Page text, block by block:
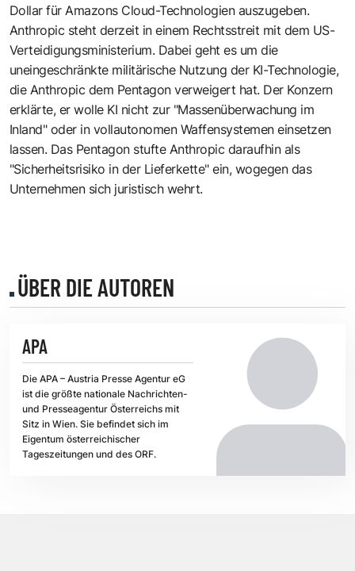
Dollar für Amazons Cloud-Technologien auszugeben.
Anthropic steht derzeit in einem Rechtsstreit mit dem US-
Verteidigungsministerium. Dabei geht es um die
uneingeschränkte militärische Nutzung der KI-Technologie,
die Anthropic dem Pentagon verweigert hat. Der Konzern
erklärte, er wolle KI nicht zur "Massenüberwachung im
Inland" oder in vollautonomen Waffensystemen einsetzen
lassen. Das Pentagon stufte Anthropic daraufhin als
"Sicherheitsrisiko in der Lieferkette" ein, wogegen das
Unternehmen sich juristisch wehrt.
ÜBER DIE AUTOREN
APA
Die APA – Austria Presse Agentur eG
ist die größte nationale Nachrichten-
und Presseagentur Österreichs mit
Sitz in Wien. Sie befindet sich im
Eigentum österreichischer
Tageszeitungen und des ORF.